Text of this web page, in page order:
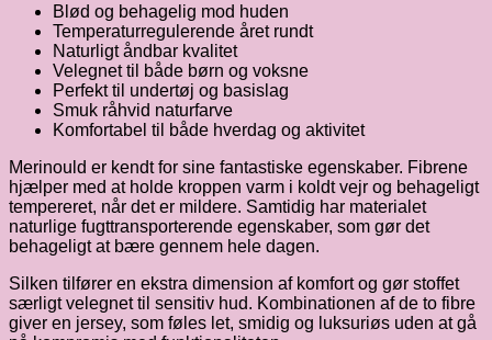
Blød og behagelig mod huden
Temperaturregulerende året rundt
Naturligt åndbar kvalitet
Velegnet til både børn og voksne
Perfekt til undertøj og basislag
Smuk råhvid naturfarve
Komfortabel til både hverdag og aktivitet
Merinould er kendt for sine fantastiske egenskaber. Fibrene
hjælper med at holde kroppen varm i koldt vejr og behageligt
tempereret, når det er mildere. Samtidig har materialet
naturlige fugttransporterende egenskaber, som gør det
behageligt at bære gennem hele dagen.
Silken tilfører en ekstra dimension af komfort og gør stoffet
særligt velegnet til sensitiv hud. Kombinationen af de to fibre
giver en jersey, som føles let, smidig og luksuriøs uden at gå